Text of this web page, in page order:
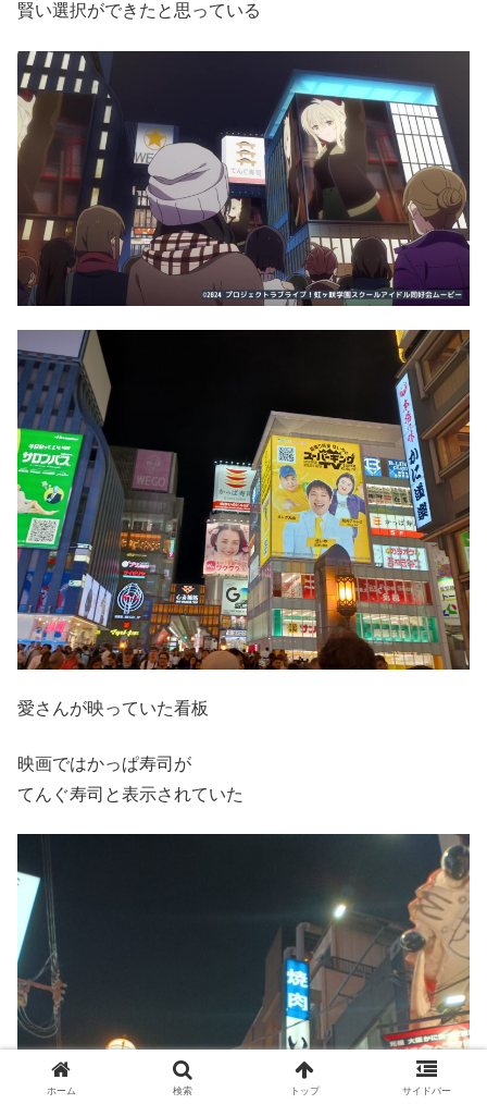
賢い選択ができたと思っている
愛さんが映っていた看板
映画ではかっぱ寿司が
てんぐ寿司と表示されていた
ホーム 検索 トップ サイドバー